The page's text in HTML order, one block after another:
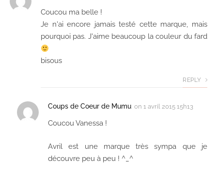
Coucou ma belle !
Je n'ai encore jamais testé cette marque, mais
pourquoi pas. J'aime beaucoup la couleur du fard
bisous
REPLY
Coups de Coeur de Mumu on 1 avril 2015 15h13
Coucou Vanessa !
Avril est une marque très sympa que je
découvre peu à peu ! ^_^